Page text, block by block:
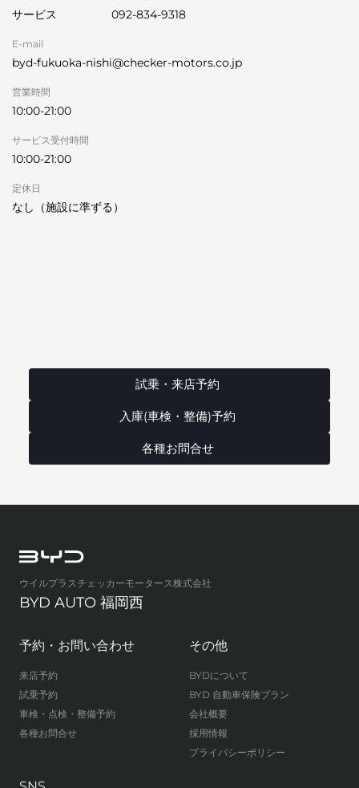
サービス
092-834-9318
E-mail
byd-fukuoka-nishi@checker-motors.co.jp
営業時間
10:00-21:00
サービス受付時間
10:00-21:00
定休日
なし（施設に準ずる）
試乗・来店予約
入庫(車検・整備)予約
各種お問合せ
ウイルプラスチェッカーモータース株式会社
BYD AUTO 福岡西
予約・お問い合わせ
来店予約
試乗予約
車検・点検・整備予約
各種お問合せ
その他
BYDについて
BYD 自動車保険プラン
会社概要
採用情報
プライバシーポリシー